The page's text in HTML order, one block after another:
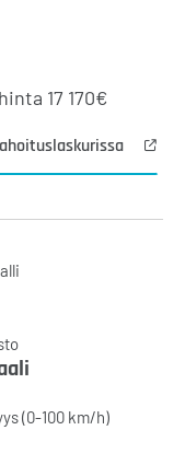
17 170€
(0-100 km/h)